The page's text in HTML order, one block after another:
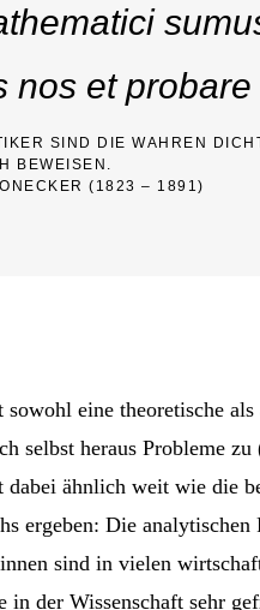
nos et probare
SIND DIE WAHREN
BEWEISEN.
(1823 – 1891)
eine theoretische
selbst heraus Probleme
dabei ähnlich weit wie die
ergeben: Die
sind in vielen
in der Wissenschaft sehr